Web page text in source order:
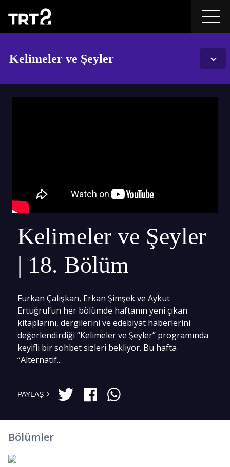
Kelimeler ve Şeyler
Kelimeler ve Şeyler
| 18. Bölüm
Furkan Çalışkan, Erkan Şimşek ve Aykut
Ertuğrul’un her bölümde haftanın yeni çıkan
kitaplarını, dergilerini ve edebiyat haberlerini
değerlendirdiği “Kelimeler ve Şeyler” programında
keyifli bir sohbet sizleri bekliyor. Bu hafta
“Alternatif...
PAYLAŞ
Bölümler